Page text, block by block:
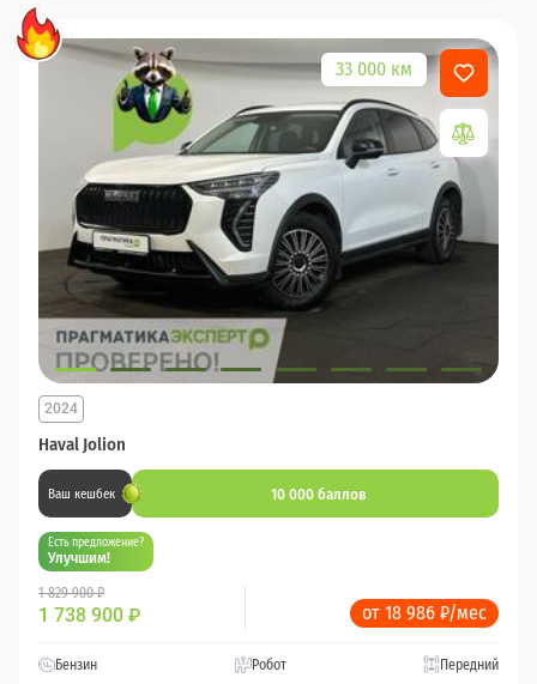
33 000 км
Haval Jolion
2024
Ваш кешбек 10 000 баллов
Есть предложение?
Улучшим!
1 829 900 ₽
1 738 900 ₽ от 18 986 ₽/мес
Бензин Робот Передний